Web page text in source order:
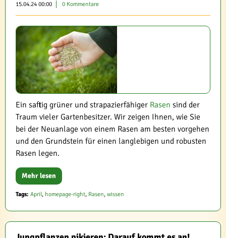
15.04.24 00:00 0 Kommentare
Ein saftig grüner und strapazierfähiger Rasen sind der
Traum vieler Gartenbesitzer. Wir zeigen Ihnen, wie Sie
bei der Neuanlage von einem Rasen am besten vorgehen
und den Grundstein für einen langlebigen und robusten
Rasen legen.
Mehr lesen
Tags: April, homepage-right, Rasen, wissen